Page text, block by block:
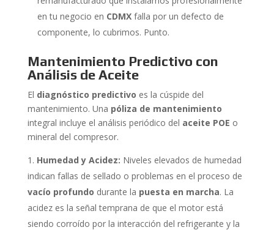
en tu negocio en CDMXfalla por un defecto de
componente, lo cubrimos. Punto.
Mantenimiento Predictivo con
Análisis de Aceite
El diagnóstico predictivo es la cúspide del
mantenimiento. Una póliza de mantenimiento
integral incluye el análisis periódico del aceite POE o
mineral del compresor.
Humedad y Acidez: Niveles elevados de humedad
indican fallas de sellado o problemas en el proceso de
vacío profundo durante la puesta en marcha. La
acidez es la señal temprana de que el motor está
siendo corroído por la interacción del refrigerante y la